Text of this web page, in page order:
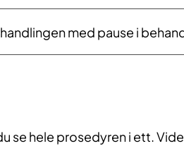
med pause i
se hele prosedyren i ett.